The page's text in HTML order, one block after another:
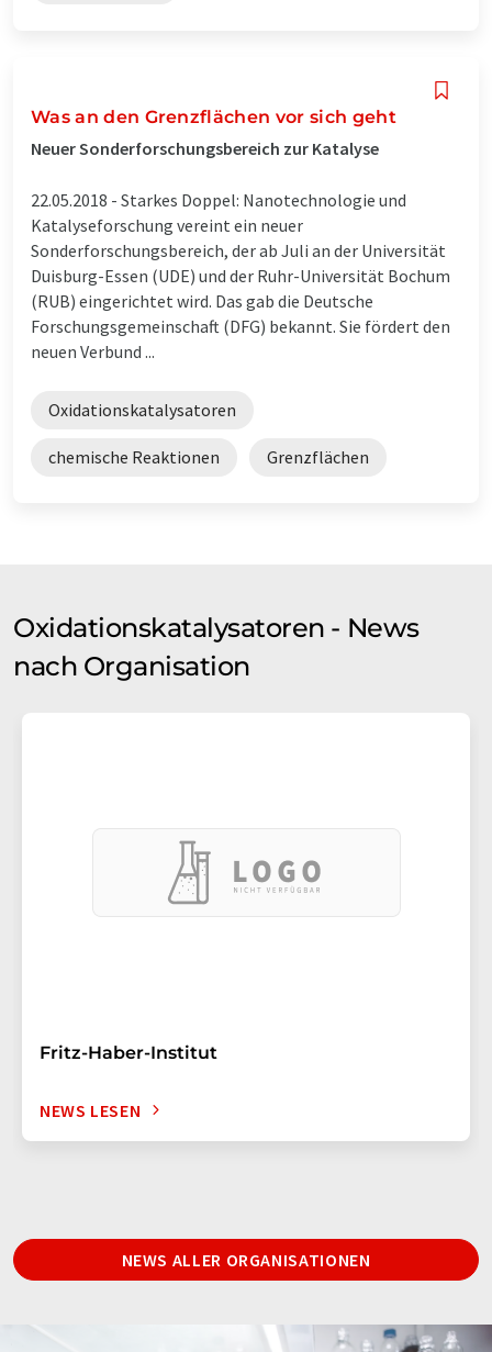
Was an den Grenzflächen vor sich geht
Neuer Sonderforschungsbereich zur Katalyse
22.05.2018 - Starkes Doppel: Nanotechnologie und
Katalyseforschung vereint ein neuer
Sonderforschungsbereich, der ab Juli an der Universität
Duisburg-Essen (UDE) und der Ruhr-Universität Bochum
(RUB) eingerichtet wird. Das gab die Deutsche
Forschungsgemeinschaft (DFG) bekannt. Sie fördert den
neuen Verbund ...
Oxidationskatalysatoren
chemische Reaktionen Grenzflächen
Oxidationskatalysatoren - News
nach Organisation
Fritz-Haber-Institut
NEWS LESEN
NEWS ALLER ORGANISATIONEN